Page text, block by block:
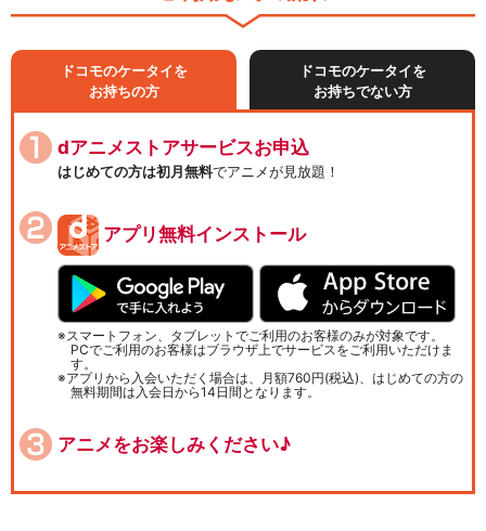
ドコモのケータイを
お持ちの方
ドコモのケータイを
お持ちでない方
dアニメストアサービスお申込
はじめての方は初月無料でアニメが見放題！
アプリ無料インストール
スマートフォン、タブレットでご利用のお客様のみが対象です。
PCでご利用のお客様はブラウザ上でサービスをご利用いただけま
す。
アプリから入会いただく場合は、月額760円(税込)、はじめての方の
無料期間は入会日から14日間となります。
アニメをお楽しみください♪